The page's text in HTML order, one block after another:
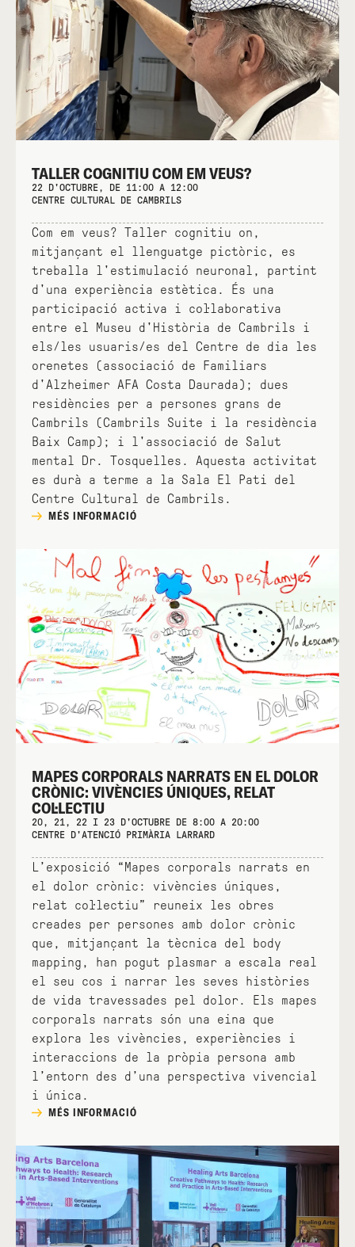
TALLER COGNITIU COM EM VEUS?
22 D'OCTUBRE, DE 11:00 A 12:00
CENTRE CULTURAL DE CAMBRILS
Com em veus? Taller cognitiu on,
mitjançant el llenguatge pictòric, es
treballa l'estimulació neuronal, partint
d'una experiència estètica. És una
participació activa i col·laborativa
entre el Museu d'Història de Cambrils i
els/les usuaris/es del Centre de dia les
orenetes (associació de Familiars
d'Alzheimer AFA Costa Daurada); dues
residències per a persones grans de
Cambrils (Cambrils Suite i la residència
Baix Camp); i l'associació de Salut
mental Dr. Tosquelles. Aquesta activitat
es durà a terme a la Sala El Pati del
Centre Cultural de Cambrils.
MÉS INFORMACIÓ
MAPES CORPORALS NARRATS EN EL DOLOR
CRÒNIC: VIVÈNCIES ÚNIQUES, RELAT
COL·LECTIU
20, 21, 22 I 23 D'OCTUBRE DE 8:00 A 20:00
CENTRE D'ATENCIÓ PRIMÀRIA LARRARD
L’exposició “Mapes corporals narrats en
el dolor crònic: vivències úniques,
relat col·lectiu” reuneix les obres
creades per persones amb dolor crònic
que, mitjançant la tècnica del body
mapping, han pogut plasmar a escala real
el seu cos i narrar les seves històries
de vida travessades pel dolor. Els mapes
corporals narrats són una eina que
explora les vivències, experiències i
interaccions de la pròpia persona amb
l’entorn des d’una perspectiva vivencial
i única.
MÉS INFORMACIÓ